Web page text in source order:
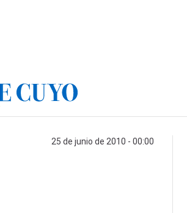
25 de junio de 2010 - 00:00